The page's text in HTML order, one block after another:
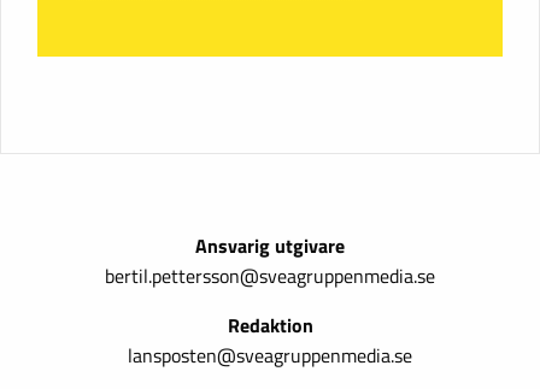
Ansvarig utgivare
bertil.pettersson@sveagruppenmedia.se
Redaktion
lansposten@sveagruppenmedia.se